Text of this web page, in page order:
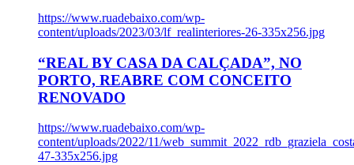
https://www.ruadebaixo.com/wp-
content/uploads/2023/03/lf_realinteriores-26-335x256.jpg
“REAL BY CASA DA CALÇADA”, NO
PORTO, REABRE COM CONCEITO
RENOVADO
https://www.ruadebaixo.com/wp-
content/uploads/2022/11/
47-335x256.jpg